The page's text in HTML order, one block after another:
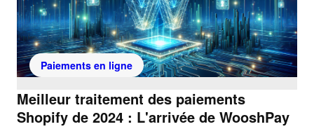
Paiements en ligne
Meilleur traitement des paiements
Shopify de 2024 : L'arrivée de WooshPay